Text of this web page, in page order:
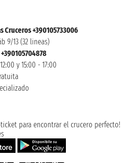
Cruceros +390105733006
9/13 (32 lineas)
y 15:00 - 17:00
para encontrar el crucero perfecto!